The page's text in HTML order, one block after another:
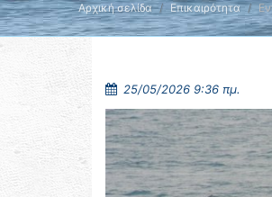
Αρχική σελίδα Επικαιρότητα
25/05/2026 9:36 πμ.